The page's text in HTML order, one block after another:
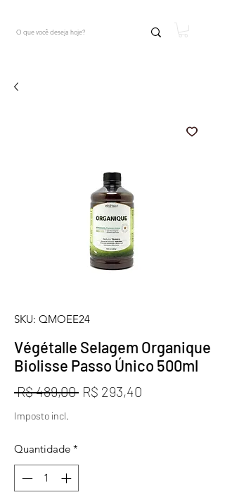
SKU: QMOEE24
Végétalle Selagem Organique
Biolisse Passo Único 500ml
R$ 489,00 Preço
R$ 293,40
Imposto incl.
Quantidade *